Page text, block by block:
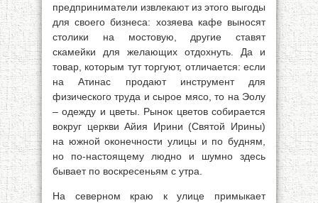
предприниматели извлекают из этого выгоды
для своего бизнеса: хозяева кафе выносят
столики на мостовую, другие ставят
скамейки для желающих отдохнуть. Да и
товар, которым тут торгуют, отличается: если
на Атинас продают инструмент для
физического труда и сырое мясо, то на Эолу
– одежду и цветы. Рынок цветов собирается
вокруг церкви Айия Ирини (Святой Ирины)
на южной оконечности улицы и по будням,
но по-настоящему людно и шумно здесь
бывает по воскресеньям с утра.
На северном краю к улице примыкает